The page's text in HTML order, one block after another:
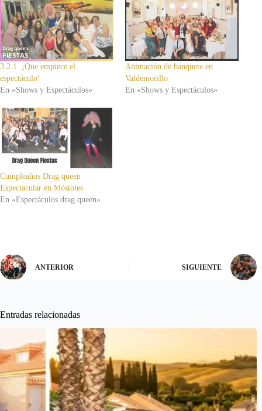
3.2.1. ¡Que empiece el
espectáculo!
En «Shows y Espectáculos»
Animación de banquete en
Valdemorillo
En «Shows y Espectáculos»
Cumpleaños Drag queen
Espectacular en Móstoles
En «Espectáculos drag queen»
ANTERIOR SIGUIENTE
Entradas relacionadas